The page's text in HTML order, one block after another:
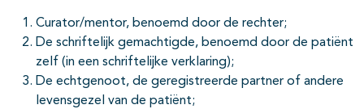
Curator/mentor, benoemd door de rechter;
De schriftelijk gemachtigde, benoemd door de patiënt
zelf (in een schriftelijke verklaring);
De echtgenoot, de geregistreerde partner of andere
levensgezel van de patiënt;